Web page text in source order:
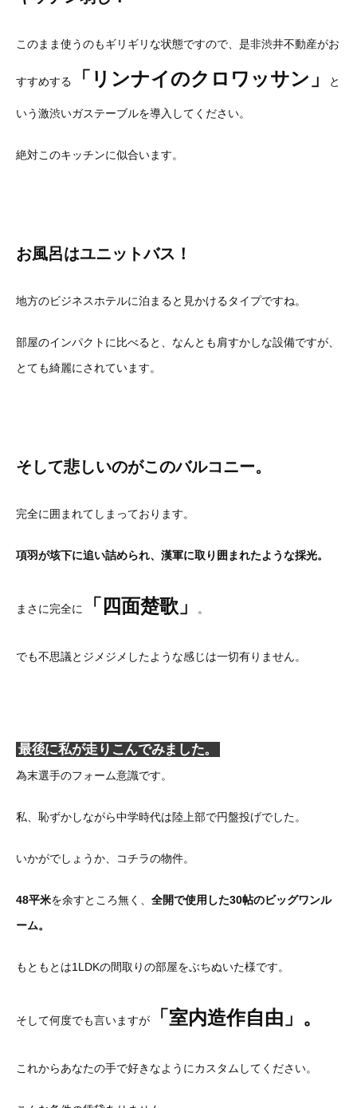
このまま使うのもギリギリな状態ですので、是非渋井不動産がお
すすめする 「リンナイのクロワッサン」 と
いう激渋いガステーブルを導入してください。
絶対このキッチンに似合います。
お風呂はユニットバス！
地方のビジネスホテルに泊まると見かけるタイプですね。
部屋のインパクトに比べると、なんとも肩すかしな設備ですが、
とても綺麗にされています。
そして悲しいのがこのバルコニー。
完全に囲まれてしまっております。
項羽が垓下に追い詰められ、漢軍に取り囲まれたような採光。
まさに完全に 「四面楚歌」 。
でも不思議とジメジメしたような感じは一切有りません。
最後に私が走りこんでみました。
為末選手のフォーム意識です。
私、恥ずかしながら中学時代は陸上部で円盤投げでした。
いかがでしょうか、コチラの物件。
48平米を余すところ無く、 全開で使用した30帖のビッグワンル
ーム。
もともとは1LDKの間取りの部屋をぶちぬいた様です。
そして何度でも言いますが 「室内造作自由」。
これからあなたの手で好きなようにカスタムしてください。